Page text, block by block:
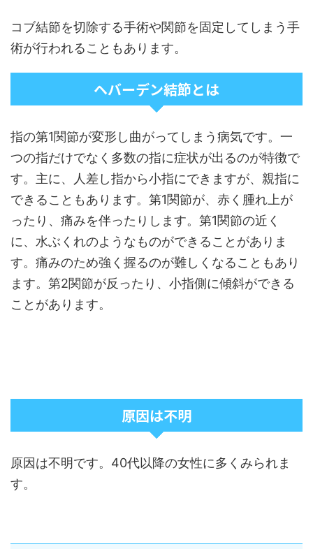
コブ結節を切除する手術や関節を固定してしまう手
術が行われることもあります。
ヘバーデン結節とは
指の第1関節が変形し曲がってしまう病気です。一
つの指だけでなく多数の指に症状が出るのが特徴で
す。主に、人差し指から小指にできますが、親指に
できることもあります。第1関節が、赤く腫れ上が
ったり、痛みを伴ったりします。第1関節の近く
に、水ぶくれのようなものができることがありま
す。痛みのため強く握るのが難しくなることもあり
ます。第2関節が反ったり、小指側に傾斜ができる
ことがあります。
原因は不明
原因は不明です。40代以降の女性に多くみられま
す。